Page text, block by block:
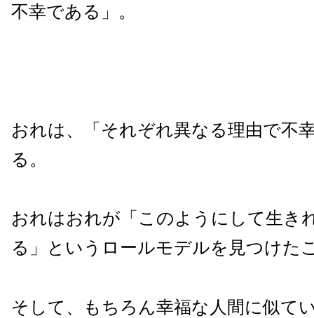
不幸である」。
おれは、「それぞれ異なる理由で不
る。
おれはおれが「このようにして生き
る」というロールモデルを見つけた
そして、もちろん幸福な人間に似て